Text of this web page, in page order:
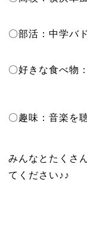
〇部活：中学バ
〇好きな食べ物
〇趣味：音楽を
みんなとたくさ
てください♪♪